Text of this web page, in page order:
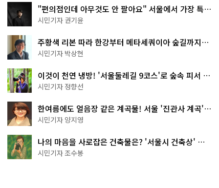
"편의점인데 아무것도 안 팔아요" 서울에서 가장 특별
한 편의점의 정체
시민기자 권기윤
주황색 리본 따라 한강부터 메타세쿼이아 숲길까지…
서울둘레길 15코스
시민기자 박상현
이것이 천연 냉방! '서울둘레길 9코스'로 숲속 피서 떠
나볼까
시민기자 정향선
한여름에도 얼음장 같은 계곡물! 서울 '진관사 계곡'이
천국이네~
시민기자 양지영
나의 마음을 사로잡은 건축물은? '서울시 건축상' 수
상작 공개!
시민기자 조수봉